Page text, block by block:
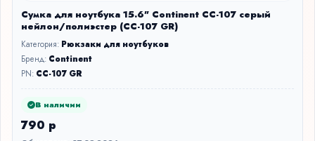
Сумка для ноутбука 15.6" Continent CC-107 серый
нейлон/полиэстер (CC-107 GR)
Категория: Рюкзаки для ноутбуков
Бренд: Continent
PN: CC-107 GR
В наличии
790 р